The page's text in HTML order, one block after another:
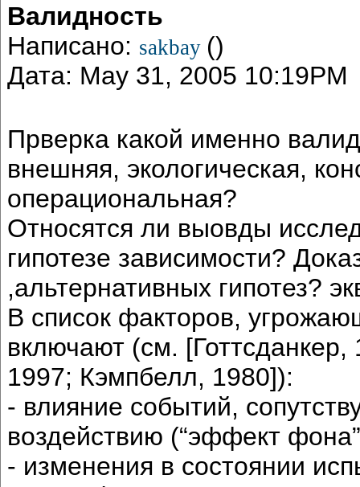
Валидность
Написано: sakbay ()
Дата: May 31, 2005 10:19PM
Прверка какой именно
внешняя, экологическая,
операциональная?
Относятся ли выовды
гипотезе зависимости?
,альтернативных гипотез?
В список факторов,
включают (см.
1997; Кэмпбелл, 1980]):
- влияние событий,
воздействию (“эффект
- изменения в состоянии